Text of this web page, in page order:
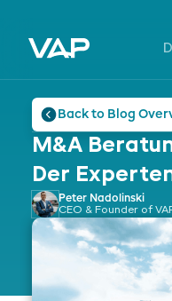
Back to Blog
M&A
Der
Peter Nadolinski
CEO & Founder of